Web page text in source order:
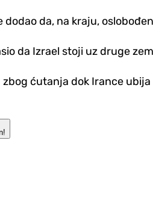
dodao da, na kraju,
da Izrael stoji uz druge
zbog ćutanja dok Irance